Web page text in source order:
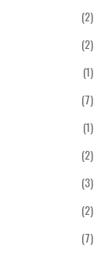
(2)
(2)
(1)
(7)
(1)
(2)
(3)
(2)
(7)